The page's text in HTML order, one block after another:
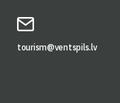
tourism@ventspils.lv